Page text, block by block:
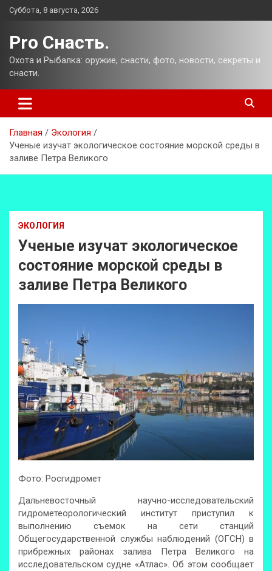
Перейти
Суббота, 8 августа, 2026
Pro Снасть.
Охота и Рыбалка: оружие, снасти, фото, новости, секреты и
снасти.
Главная
Экология
Ученые изучат экологическое состояние морской среды в
заливе Петра Великого
ЭКОЛОГИЯ
Ученые изучат экологическое
состояние морской среды в
заливе Петра Великого
Фото: Росгидромет
Дальневосточный научно-исследовательский
гидрометеорологический институт приступил к
выполнению съемок на сети станций
Общегосударственной службы наблюдений (ОГСН) в
прибрежных районах залива Петра Великого на
исследовательском судне «Атлас». Об этом сообщает